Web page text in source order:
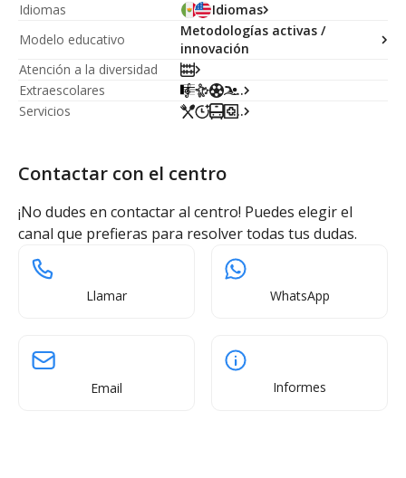
Idiomas
Idiomas
Modelo educativo
Metodologías activas /
innovación
Atención a la diversidad
Extraescolares
...
Servicios
...
Contactar con el centro
¡No dudes en contactar al centro! Puedes elegir el
canal que prefieras para resolver todas tus dudas.
Llamar WhatsApp
Email Informes